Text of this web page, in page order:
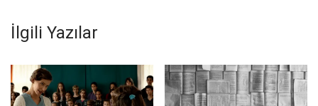
İlgili Yazılar